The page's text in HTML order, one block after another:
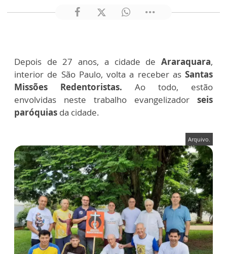
Depois de 27 anos, a cidade de Araraquara,
interior de São Paulo, volta a receber as Santas
Missões Redentoristas. Ao todo, estão
envolvidas neste trabalho evangelizador seis
paróquias da cidade.
Arquivo.